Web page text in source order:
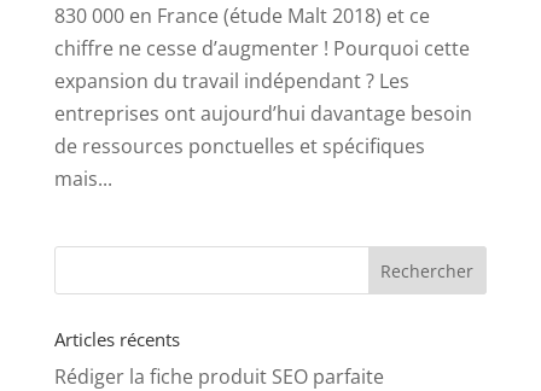
830 000 en France (étude Malt 2018) et ce
chiffre ne cesse d’augmenter ! Pourquoi cette
expansion du travail indépendant ? Les
entreprises ont aujourd’hui davantage besoin
de ressources ponctuelles et spécifiques
mais...
Articles récents
Rédiger la fiche produit SEO parfaite